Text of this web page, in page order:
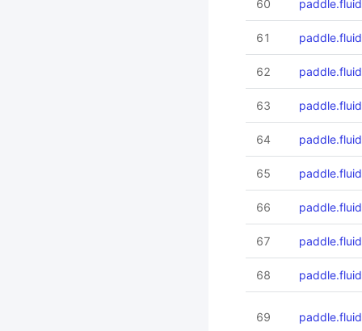
60
61
62
63
64
65
66
67
68
69